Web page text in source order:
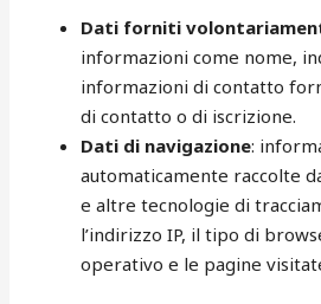
Dati forniti
informazioni come nome,
informazioni di contatto
di contatto o di iscrizione.
Dati di navigazione:
automaticamente raccolte
e altre tecnologie di
l’indirizzo IP, il tipo di
operativo e le pagine